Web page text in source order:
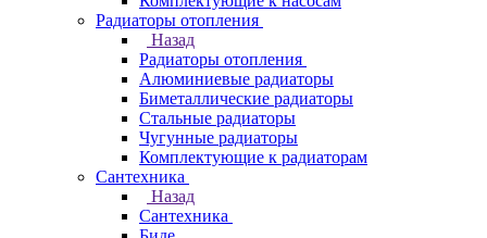
Радиаторы отопления
Назад
Радиаторы отопления
Алюминиевые радиаторы
Биметаллические радиаторы
Стальные радиаторы
Чугунные радиаторы
Комплектующие к радиаторам
Сантехника
Назад
Сантехника